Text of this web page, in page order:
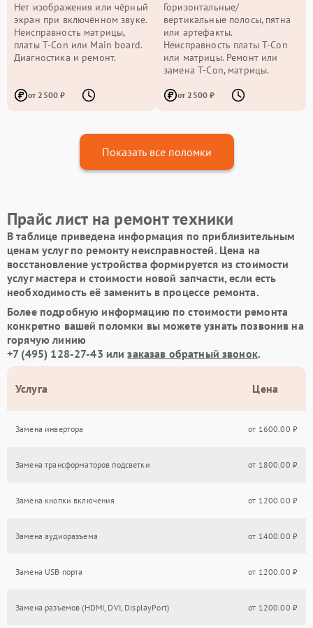
Нет изображения или чёрный
экран при включённом звуке.
Неисправность матрицы,
платы T-Con или Main board.
Диагностика и ремонт.
от 2500 ₽
Горизонтальные/
вертикальные полосы, пятна
или артефакты.
Неисправность платы T-Con
или матрицы. Ремонт или
замена T-Con, матрицы.
от 2500 ₽
Показать все поломки
Прайс лист на ремонт техники
В таблице приведена информация по приблизительным
ценам услуг по ремонту неисправностей. Цена на
восстановление устройства формируется из стоимости
услуг мастера и стоимости новой запчасти, если есть
необходимость её заменить в процессе ремонта.
Более подробную информацию по стоимости ремонта
конкретно вашей поломки вы можете узнать позвонив на
горячую линию
+7 (495) 128-27-43 илизаказав обратный звонок.
Услуга Цена
Замена инвертора от 1600.00 ₽
Замена трансформаторов подсветки от 1800.00 ₽
Замена кнопки включения от 1200.00 ₽
Замена аудиоразъема от 1400.00 ₽
Замена USB порта от 1200.00 ₽
Замена разъемов (HDMI, DVI, DisplayPort) от 1200.00 ₽